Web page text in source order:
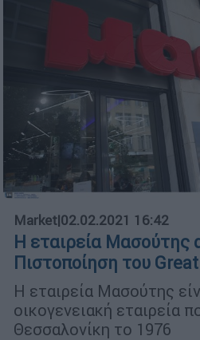
Market|02.02.2021 16:42
Η εταιρεία Μασούτης
Πιστοποίηση του
Η εταιρεία Μασούτης
οικογενειακή εταιρεία
Θεσσαλονίκη το 1976